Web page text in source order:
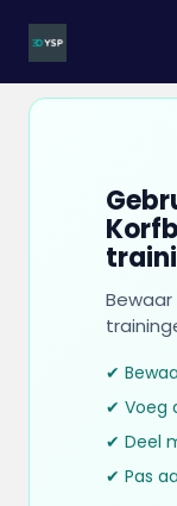
✔
✔ Voeg
✔ Deel
✔ Pas